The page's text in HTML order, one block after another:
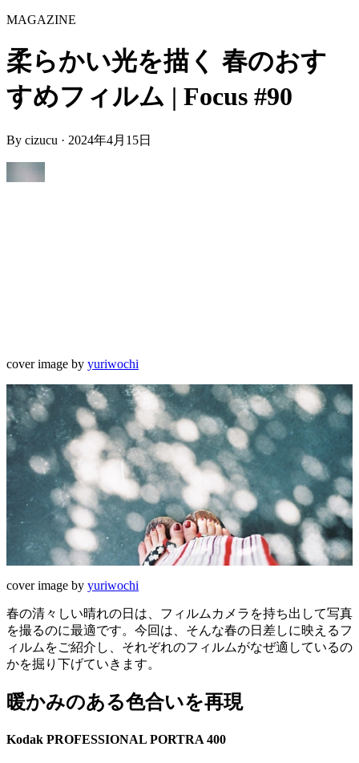
MAGAZINE
柔らかい光を描く 春のおす
すめフィルム | Focus #90
By cizucu · 2024年4月15日
cover image by yuriwochi
cover image by yuriwochi
春の清々しい晴れの日は、フィルムカメラを持ち出して写真
を撮るのに最適です。今回は、そんな春の日差しに映えるフ
ィルムをご紹介し、それぞれのフィルムがなぜ適しているの
かを掘り下げていきます。
暖かみのある色合いを再現
Kodak PROFESSIONAL PORTRA 400